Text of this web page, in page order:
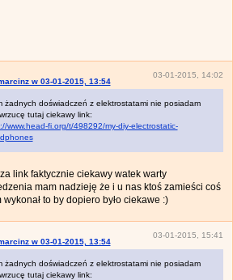
03-01-2015, 14:02
w 03-01-2015, 13:54
żadnych doświadczeń z elektrostatami nie posiadam
tutaj ciekawy link:
www.head-fi.org/t/498292/my-diy-electrostatic-
link faktycznie ciekawy watek warty
mam nadzieję że i u nas ktoś zamieści coś
wykonał to by dopiero było ciekawe :)
03-01-2015, 15:41
w 03-01-2015, 13:54
żadnych doświadczeń z elektrostatami nie posiadam
tutaj ciekawy link: